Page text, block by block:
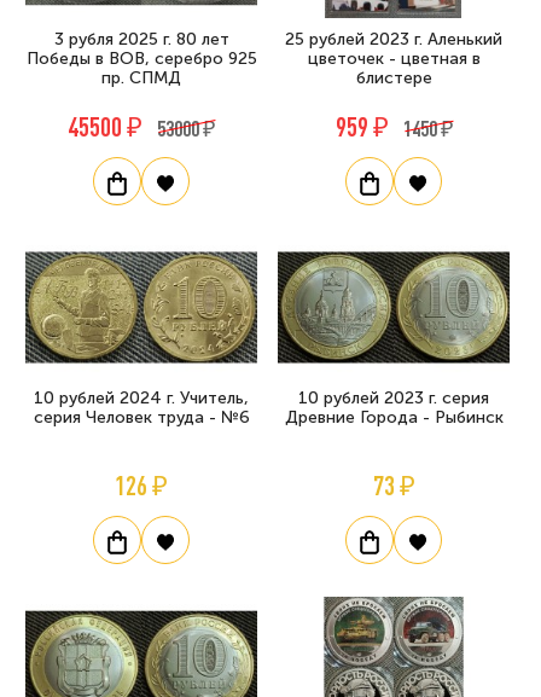
3 рубля 2025 г. 80 лет
Победы в ВОВ, серебро 925
пр. СПМД
45500 ₽ 53000 ₽
25 рублей 2023 г. Аленький
цветочек - цветная в
блистере
959 ₽ 1450 ₽
10 рублей 2024 г. Учитель,
серия Человек труда - №6
126 ₽
10 рублей 2023 г. серия
Древние Города - Рыбинск
73 ₽